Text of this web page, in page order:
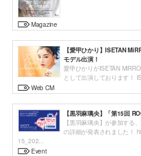
Magazine
【愛甲ひかり】ISETAN
モデル出演！
愛甲ひかりがISETAN
として出演しております！
Web CM
【黒羽麻璃央】「第15回
【黒羽麻璃央】が参加する
の詳細が発表されました！
15_202...
Event